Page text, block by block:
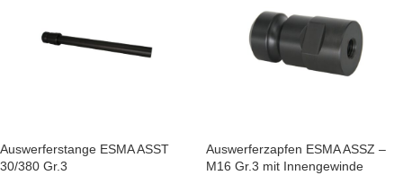
Auswerferstange ESMA ASST
30/380 Gr.3
Auswerferzapfen ESMA ASSZ –
M16 Gr.3 mit Innengewinde